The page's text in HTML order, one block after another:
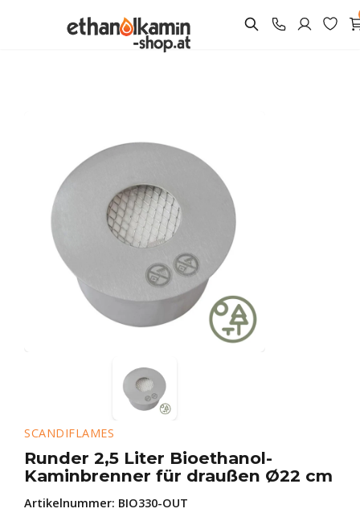
SCANDIFLAMES
Runder 2,5 Liter Bioethanol-
Kaminbrenner für draußen Ø22 cm
Artikelnummer: BIO330-OUT